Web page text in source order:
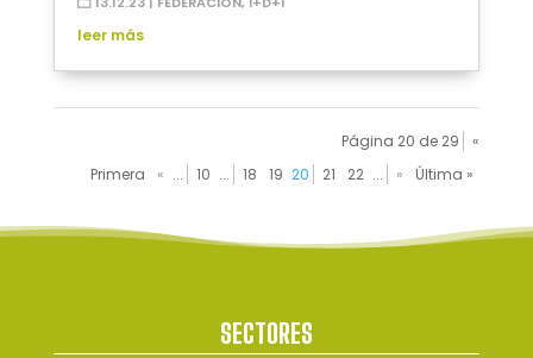
leer más
Página 20 de 29
«
Primera
« ... 10 ... 18 19 20 21 22 ... » Última »
SECTORES